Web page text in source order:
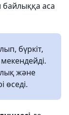
байлыққа аса
бүркіт,
мекендейді.
және
өседі.